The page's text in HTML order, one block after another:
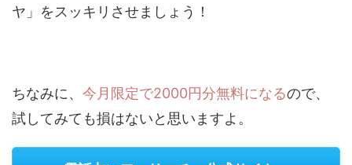
ヤ」をスッキリさせましょう！
ちなみに、 今月限定で2000円分無料になるので、
試してみても損はないと思いますよ。